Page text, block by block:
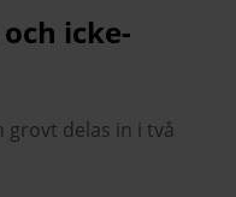
icke-
grovt delas in i två